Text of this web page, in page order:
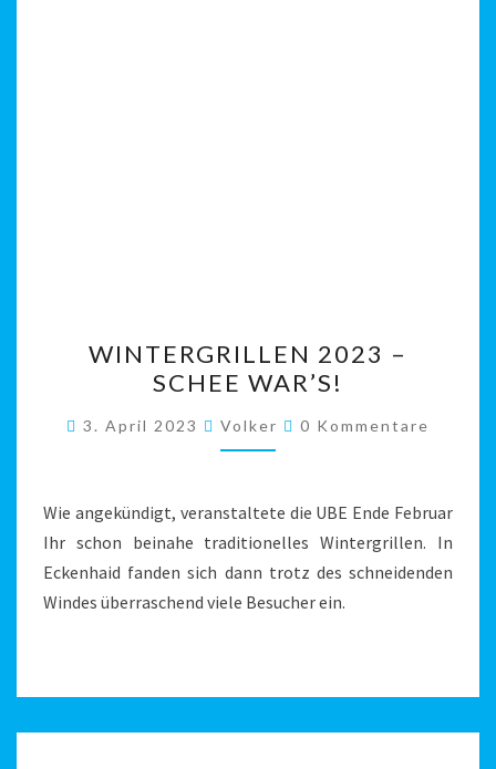
2023
–
SCHEE
WAR’S!
WINTERGRILLEN 2023 –
SCHEE WAR’S!
3. April 2023 Volker Kommentare
0 Kommentare
Wie angekündigt, veranstaltete die UBE Ende Februar
Ihr schon beinahe traditionelles Wintergrillen. In
Eckenhaid fanden sich dann trotz des schneidenden
Windes überraschend viele Besucher ein.